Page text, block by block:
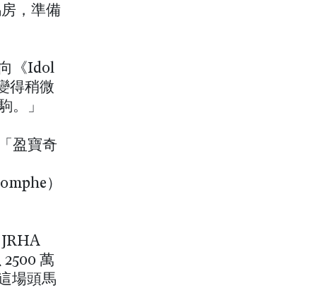
，準備
《Idol
得稍微
。」
盈寶奇
）
萬
場頭馬